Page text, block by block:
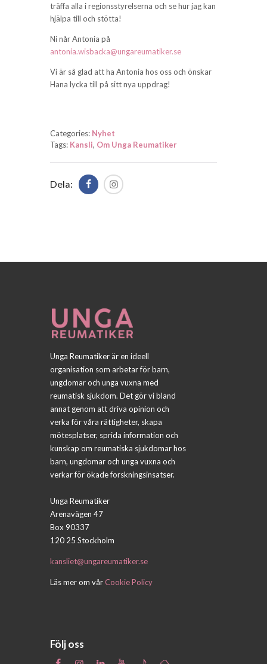
träffa alla i regionsstyrelserna och se hur jag kan
hjälpa till och stötta!
Ni når Antonia på
antonia.wisbacka@ungareumatiker.se
Vi är så glad att ha Antonia hos oss och önskar
Hana lycka till på sitt nya uppdrag!
Categories: Nyhet
Tags: Kansli, Om Unga Reumatiker
Dela:
Unga Reumatiker är en ideell
organisation som arbetar för barn,
ungdomar och unga vuxna med
reumatisk sjukdom. Det gör vi bland
annat genom att driva opinion och
verka för våra rättigheter, skapa
mötesplatser, sprida information och
kunskap om reumatiska sjukdomar hos
barn, ungdomar och unga vuxna och
verkar för ökade forskningsinsatser.
Unga Reumatiker
Arenavägen 47
Box 90337
120 25 Stockholm
kansliet@ungareumatiker.se
Läs mer om vårCookie Policy
Följ oss